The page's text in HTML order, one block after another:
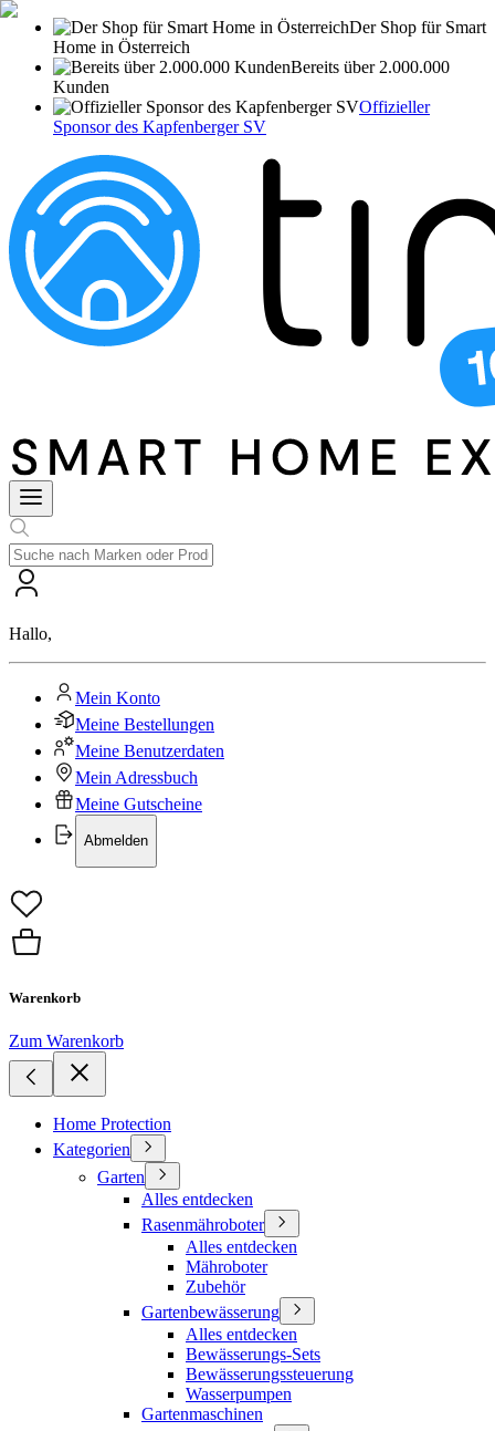
Der Shop für Smart
Home in Österreich
Bereits über 2.000.000
Kunden
Offizieller
Sponsor des Kapfenberger SV
Hallo,
Mein Konto
Meine Bestellungen
Meine Benutzerdaten
Mein Adressbuch
Meine Gutscheine
Abmelden
Warenkorb
Zum Warenkorb
Home Protection
Kategorien
Garten
Alles entdecken
Rasenmähroboter
Alles entdecken
Mähroboter
Zubehör
Gartenbewässerung
Alles entdecken
Bewässerungs-Sets
Bewässerungssteuerung
Wasserpumpen
Gartenmaschinen